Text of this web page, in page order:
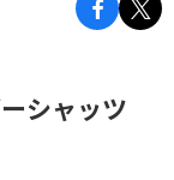
シャッツ